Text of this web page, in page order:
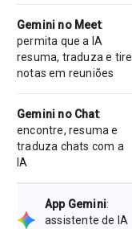
Gemini no Meet:
permita que a IA
resuma, traduza e tire
notas em reuniões
Gemini no Chat:
encontre, resuma e
traduza chats com a
IA
App Gemini:
assistente de IA